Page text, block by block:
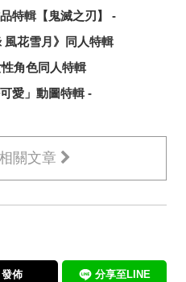
特輯【鬼滅之刃】 -
風花雪月》同人特輯
角色同人特輯
愛」動圖特輯 -
關文章
發佈 分享至LINE